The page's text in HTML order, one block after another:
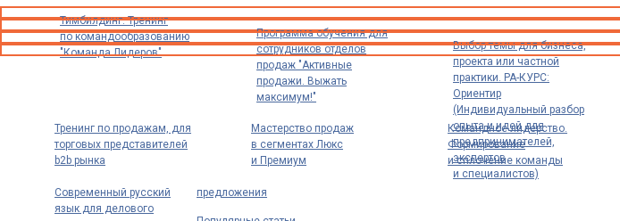
Тимбилдинг. Тренинг
по командообразованию
"Команда Лидеров"
Программа обучения для
сотрудников отделов
продаж "Активные
продажи. Выжать
максимум!"
Выбор темы для бизнеса,
проекта или частной
практики. РА-КУРС:
Ориентир
(Индивидуальный разбор
опыта и идей для
предпринимателей,
экспертов
и специалистов)
Тренинг по продажам, для
торговых представителей
b2b рынка
Мастерство продаж
в сегментах Люкс
и Премиум
Командное лидерство.
Формирование
и сплочение команды
Современный русский
язык для делового
предложения